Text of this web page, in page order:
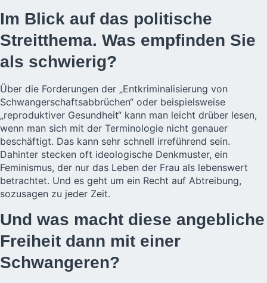
Im Blick auf das politische
Streitthema. Was empfinden Sie
als schwierig?
Über die Forderungen der „Entkriminalisierung von
Schwangerschaftsabbrüchen“ oder beispielsweise
„reproduktiver Gesundheit“ kann man leicht drüber lesen,
wenn man sich mit der Terminologie nicht genauer
beschäftigt. Das kann sehr schnell irreführend sein.
Dahinter stecken oft ideologische Denkmuster, ein
Feminismus, der nur das Leben der Frau als lebenswert
betrachtet. Und es geht um ein Recht auf Abtreibung,
sozusagen zu jeder Zeit.
Und was macht diese angebliche
Freiheit dann mit einer
Schwangeren?